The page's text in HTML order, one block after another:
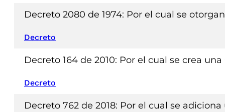
Decreto 2080 de 1974: Por el cual se
Decreto
Decreto 164 de 2010: Por el cual se crea
Decreto
Decreto 762 de 2018: Por el cual se